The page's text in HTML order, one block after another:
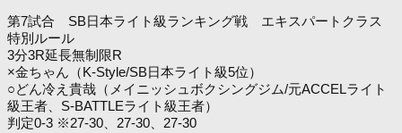
第7試合 SB日本ライト級ランキング戦 エキスパートクラス
特別ルール
3分3R延長無制限R
×金ちゃん（K-Style/SB日本ライト級5位）
○どん冷え貴哉（メイニッシュボクシングジム/元ACCELライト
級王者、S-BATTLEライト級王者）
判定0-3 ※27-30、27-30、27-30